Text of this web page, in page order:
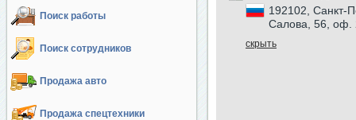
Поиск работы
Поиск сотрудников
Продажа авто
Продажа спецтехники
192102, Санкт-
Салова, 56, оф.
скрыть